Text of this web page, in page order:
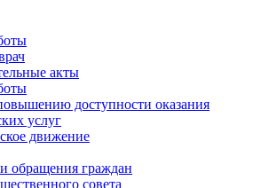
акты
доступности оказания
услуг
движение
обращения граждан
совета